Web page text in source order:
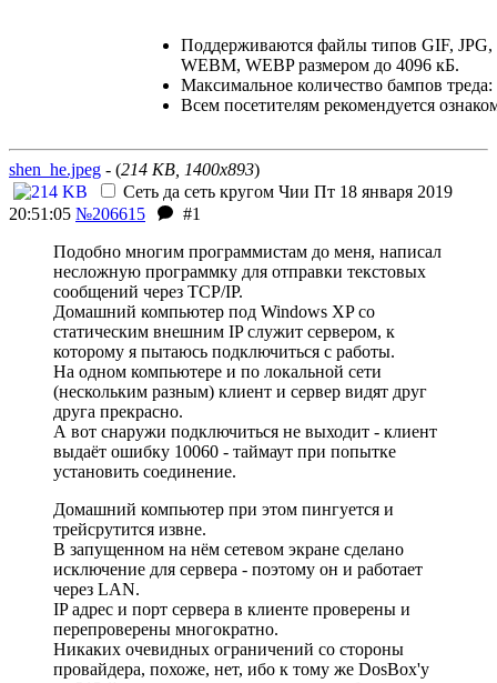
Поддерживаются файлы типов GIF,
WEBM, WEBP размером до 4096 кБ.
Максимальное количество бампов треда:
Всем посетителям рекомендуется
shen_he.jpeg - (214 KB, 1400x893)
Сеть да сеть кругом Чии Пт 18 января 2019
20:51:05 №206615
#1
Подобно многим программистам до меня, написал
несложную программку для отправки текстовых
сообщений через TCP/IP.
Домашний компьютер под Windows XP со
статическим внешним IP служит сервером, к
которому я пытаюсь подключиться с работы.
На одном компьютере и по локальной сети
(нескольким разным) клиент и сервер видят друг
друга прекрасно.
А вот снаружи подключиться не выходит - клиент
выдаёт ошибку 10060 - таймаут при попытке
установить соединение.
Домашний компьютер при этом пингуется и
трейсрутится извне.
В запущенном на нём сетевом экране сделано
исключение для сервера - поэтому он и работает
через LAN.
IP адрес и порт сервера в клиенте проверены и
перепроверены многократно.
Никаких очевидных ограничений со стороны
провайдера, похоже, нет, ибо к тому же DosBox'у